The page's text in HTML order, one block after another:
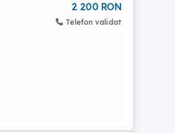
2 200 RON
Telefon validat